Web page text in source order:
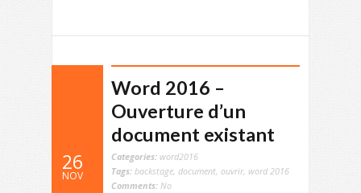
26
NOV
Word 2016 –
Ouverture d’un
document existant
Categories: word2016
Tags: backstage, document, ouvrir, word 2016
Comments: No